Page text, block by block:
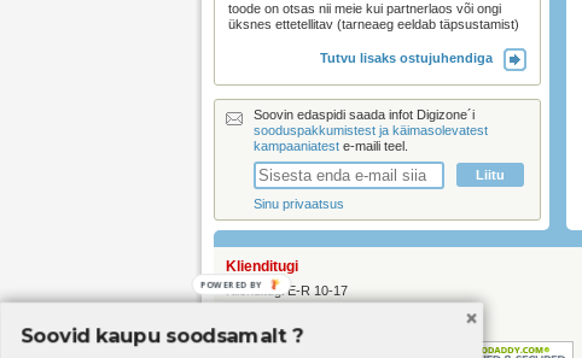
toode on otsas nii meie kui partnerlaos või ongi
üksnes ettetellitav (tarneaeg eeldab täpsustamist)
Tutvu lisaks ostujuhendiga
Soovin edaspidi saada infot Digizone´i
sooduspakkumistest ja käimasolevatest
kampaaniatest e-maili teel.
Sinu privaatsus
Klienditugi
Klienditugi E-R 10-17
klienditugi@digizone.ee
Soovid kaupu soodsamalt ?
POWERED BY